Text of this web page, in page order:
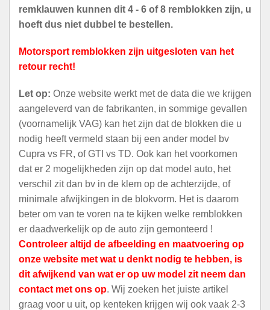
remklauwen kunnen dit 4 - 6 of 8 remblokken zijn, u
hoeft dus niet dubbel te bestellen.
Motorsport remblokken zijn uitgesloten van het
retour recht!
Let op: Onze website werkt met de data die we krijgen
aangeleverd van de fabrikanten, in sommige gevallen
(voornamelijk VAG) kan het zijn dat de blokken die u
nodig heeft vermeld staan bij een ander model bv
Cupra vs FR, of GTI vs TD. Ook kan het voorkomen
dat er 2 mogelijkheden zijn op dat model auto, het
verschil zit dan bv in de klem op de achterzijde, of
minimale afwijkingen in de blokvorm. Het is daarom
beter om van te voren na te kijken welke remblokken
er daadwerkelijk op de auto zijn gemonteerd !
Controleer altijd de afbeelding en maatvoering op
onze website met wat u denkt nodig te hebben, is
dit afwijkend van wat er op uw model zit neem dan
contact met ons op. Wij zoeken het juiste artikel
graag voor u uit, op kenteken krijgen wij ook vaak 2-3